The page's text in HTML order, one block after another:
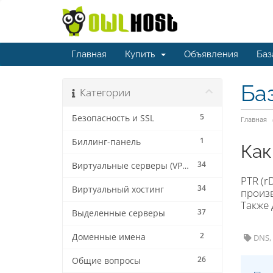
Главная Купить Объявления
Главная
Категории
5
Безопасность и SSL
1
Биллинг-панель
34
Виртуальные серверы (VPS/VDS)
34
Виртуальный хостинг
37
Выделенные серверы
2
Доменные имена
26
Общие вопросы
PTR
Также
DNS,